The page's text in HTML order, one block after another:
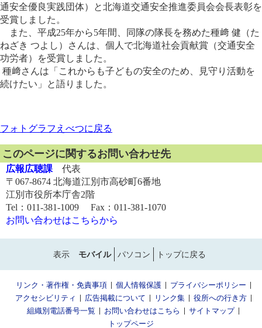
通安全優良実践団体）と北海道交通安全推進委員会会長表彰を
受賞しました。
また、平成25年から5年間、同隊の隊長を務めた種﨑 健（た
ねざき つよし）さんは、個人で北海道社会貢献賞（交通安全
功労者）を受賞しました。
種﨑さんは「これからも子どもの安全のため、見守り活動を
続けたい」と語りました。
フォトグラフえべつに戻る
このページに関するお問い合わせ先
広報広聴課 代表
〒067-8674 北海道江別市高砂町6番地
江別市役所本庁舎2階
Tel：011-381-1009 Fax：011-381-1070
お問い合わせはこちらから
表示 モバイル パソコン トップに戻る
リンク・著作権・免責事項 個人情報保護
プライバシーポリシー
アクセシビリティ
広告掲載について リンク集
役所への行き方
組織別電話番号一覧
お問い合わせはこちら
サイトマップ
トップページ